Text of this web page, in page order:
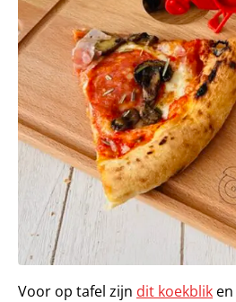
Voor op tafel zijn dit koekblik en